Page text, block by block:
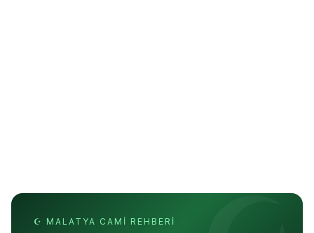
☪ MALATYA CAMI REHBERI